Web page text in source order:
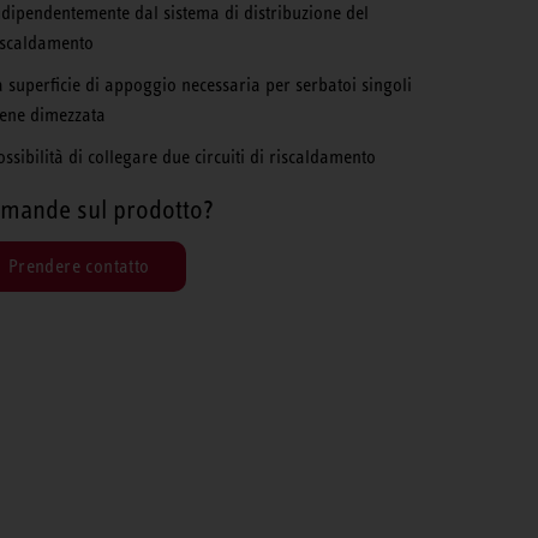
dal sistema di distribuzione del
superficie di appoggio necessaria per serbatoi singoli
dimezzata
di collegare due circuiti di riscaldamento
sul prodotto?
Prendere contatto